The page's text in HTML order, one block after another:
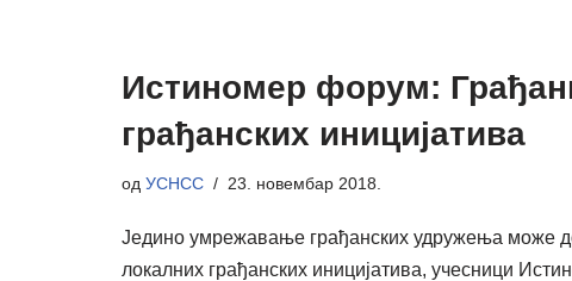
Истиномер форум:
грађанских иницијатива
од УСНСС 23. новембар 2018.
Једино умрежавање грађанских удружења може
локалних грађанских иницијатива, учесници